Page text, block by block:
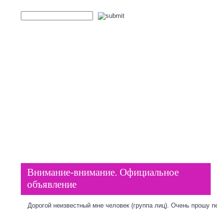
Внимание-внимание. Официальное
объявление
Дорогой неизвестный мне человек (группа лиц). Очень прошу